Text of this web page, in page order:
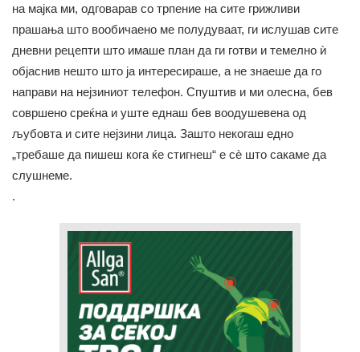
на мајка ми, одговарав со трпение на сите грижливи
прашања што вообичаено ме полудуваат, ги ислушав сите
дневни рецепти што имаше план да ги готви и темелно ѝ
објаснив нешто што ја интересираше, а не знаеше да го
направи на нејзиниот телефон. Спуштив и ми олесна, бев
совршено среќна и уште еднаш бев воодушевена од
љубовта и сите нејзини лица. Зашто некогаш едно
„требаше да пишеш кога ќе стигнеш“ е сè што сакаме да
слушнеме.
.